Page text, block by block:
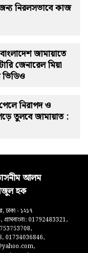
নিরলসভাবে কাজ
জামায়াতে
জেনারেল মিয়া
নিরাপদ ও
তুলবে জামায়াত :
আলম
হক
ঢাকা - ১২১৭
01792483321,
01734036846,